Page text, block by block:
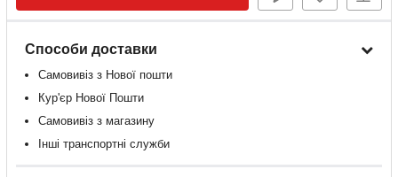
Способи доставки
Самовивіз з Нової пошти
Кур'єр Нової Пошти
Самовивіз з магазину
Інші транспортні служби